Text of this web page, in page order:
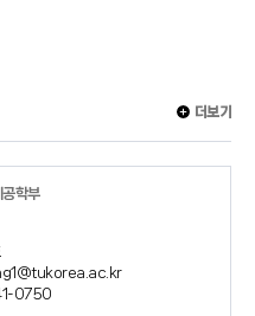
더보기
학부
0750